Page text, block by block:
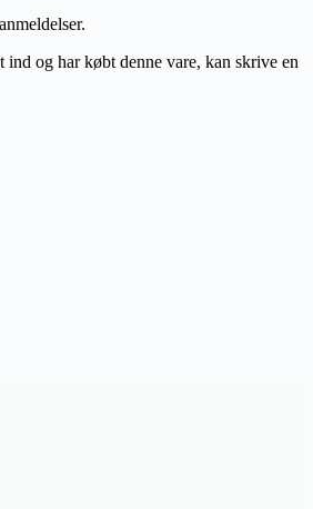
ind og har købt denne vare, kan skrive en